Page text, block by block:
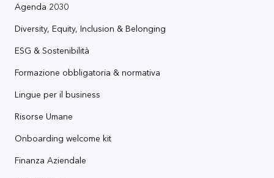
Agenda 2030
Diversity, Equity, Inclusion & Belonging
ESG & Sostenibilità
Formazione obbligatoria & normativa
Lingue per il business
Risorse Umane
Onboarding welcome kit
Finanza Aziendale